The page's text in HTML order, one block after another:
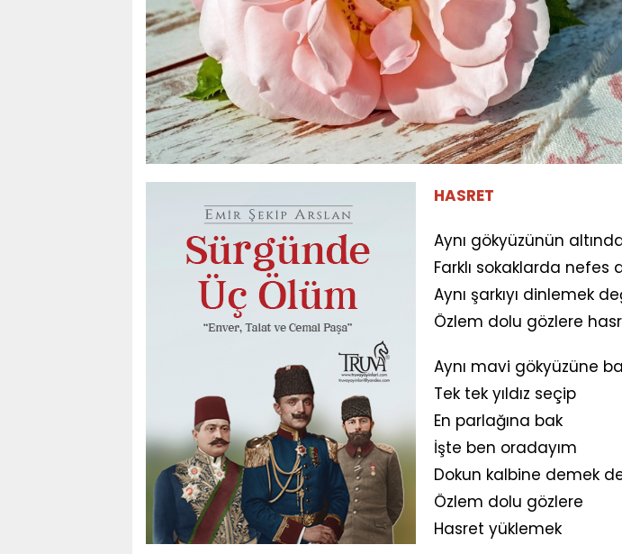
HASRET
Aynı gökyüzünün
Farklı sokaklarda nefes
Aynı şarkıyı dinlemek
Özlem dolu gözlere
Aynı mavi gökyüzüne
Tek tek yıldız seçip
En parlağına bak
İşte ben oradayım
Dokun kalbine demek
Özlem dolu gözlere
Hasret yüklemek